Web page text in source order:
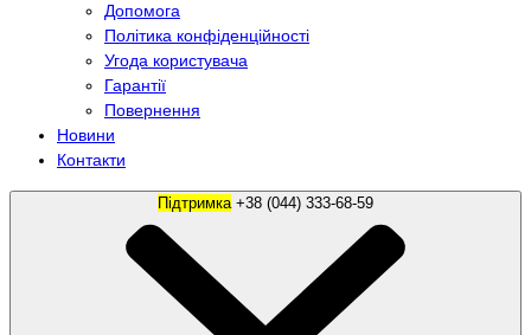
Допомога
Політика конфіденційності
Угода користувача
Гарантії
Повернення
Новини
Контакти
Підтримка